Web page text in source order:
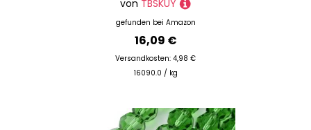
von TBSKUY
gefunden bei Amazon
16,09 €
Versandkosten: 4,98 €
16090.0 / kg